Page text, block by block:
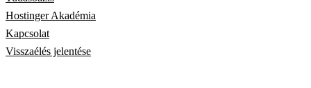
Hostinger Akadémia
Kapcsolat
Visszaélés jelentése